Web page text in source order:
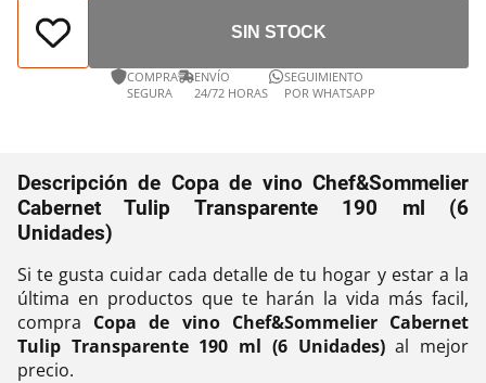
SIN STOCK
COMPRA
SEGURA
ENVÍO
24/72 HORAS
SEGUIMIENTO
POR WHATSAPP
Descripción de Copa de vino Chef&Sommelier
Cabernet Tulip Transparente 190 ml (6
Unidades)
Si te gusta cuidar cada detalle de tu hogar y estar a la
última en productos que te harán la vida más facil,
compra Copa de vino Chef&Sommelier Cabernet
Tulip Transparente 190 ml (6 Unidades)al mejor
precio.